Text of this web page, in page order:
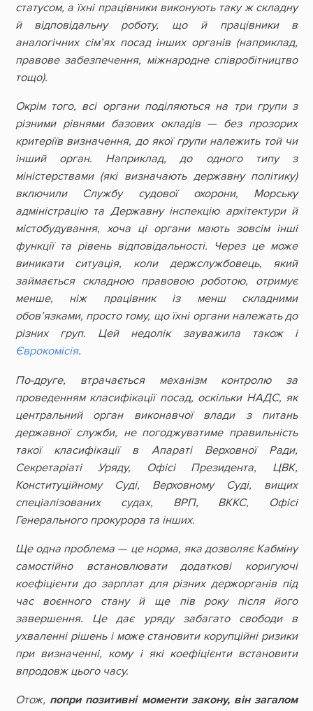
статусом, а їхні працівники виконують таку ж складну
й відповідальну роботу, що й працівники в
аналогічних сім’ях посад інших органів (наприклад,
правове забезпечення, міжнародне співробітництво
тощо).
Окрім того, всі органи поділяються на три групи з
різними рівнями базових окладів — без прозорих
критеріїв визначення, до якої групи належить той чи
інший орган. Наприклад, до одного типу з
міністерствами (які визначають державну політику)
включили Службу судової охорони, Морську
адміністрацію та Державну інспекцію архітектури й
містобудування, хоча ці органи мають зовсім інші
функції та рівень відповідальності. Через це може
виникати ситуація, коли держслужбовець, який
займається складною правовою роботою, отримує
менше, ніж працівник із менш складними
обов’язками, просто тому, що їхні органи належать до
різних груп. Цей недолік зауважила також і
Єврокомісія.
По-друге, втрачається механізм контролю за
проведенням класифікації посад, оскільки НАДС, як
центральний орган виконавчої влади з питань
державної служби, не погоджуватиме правильність
такої класифікації в Апараті Верховної Ради,
Секретаріаті Уряду, Офісі Президента, ЦВК,
Конституційному Суді, Верховному Суді, вищих
спеціалізованих судах, ВРП, ВККС, Офісі
Генерального прокурора та інших.
Ще одна проблема — це норма, яка дозволяє Кабміну
самостійно встановлювати додаткові коригуючі
коефіцієнти до зарплат для різних держорганів під
час воєнного стану й ще пів року після його
завершення. Це дає уряду забагато свободи в
ухваленні рішень і може становити корупційні ризики
при визначенні, кому і які коефіцієнти встановити
впродовж цього часу.
Отож, попри позитивні моменти закону, він загалом